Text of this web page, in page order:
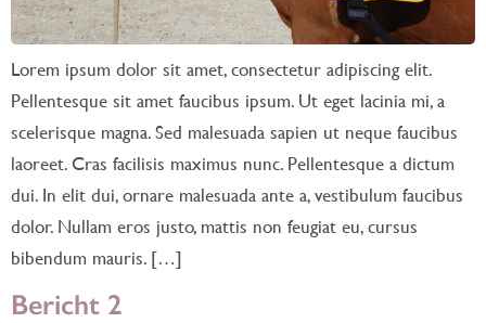
Lorem ipsum dolor sit amet, consectetur adipiscing elit.
Pellentesque sit amet faucibus ipsum. Ut eget lacinia mi, a
scelerisque magna. Sed malesuada sapien ut neque faucibus
laoreet. Cras facilisis maximus nunc. Pellentesque a dictum
dui. In elit dui, ornare malesuada ante a, vestibulum faucibus
dolor. Nullam eros justo, mattis non feugiat eu, cursus
bibendum mauris. […]
Bericht 2